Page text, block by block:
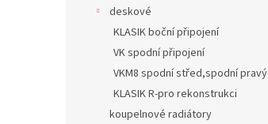
deskové
KLASIK boční připojení
VK spodní připojení
VKM8 spodní střed,spodní pravý
KLASIK R-pro rekonstrukci
koupelnové radiátory